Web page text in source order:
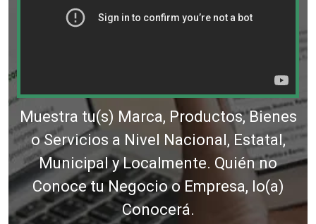
Muestra tu(s) Marca, Productos, Bienes
o Servicios a Nivel Nacional, Estatal,
Municipal y Localmente. Quién no
Conoce tu Negocio o Empresa, lo(a)
Conocerá.